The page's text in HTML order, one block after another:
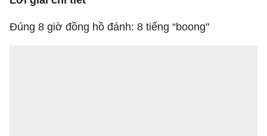
Đúng 8 giờ đồng hồ đánh: 8 tiếng “boong"